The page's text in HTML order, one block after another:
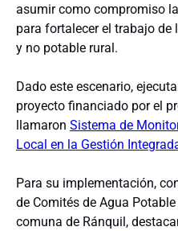
asumir como compromiso
para fortalecer el trabajo
y no potable rural.
Dado este escenario,
proyecto financiado por el
llamaron Sistema de
Local en la Gestión
Para su implementación,
de Comités de Agua
comuna de Ránquil,